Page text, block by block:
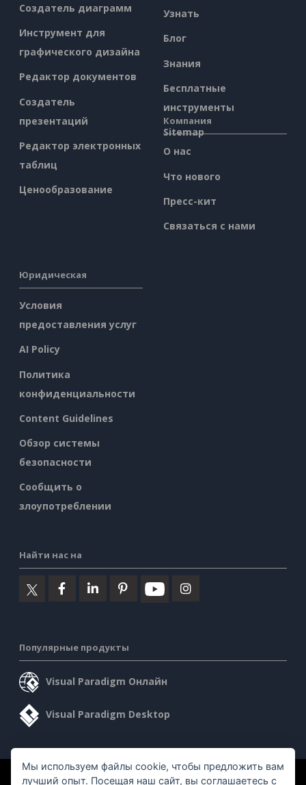
Создатель диаграмм
Инструмент для
графического дизайна
Редактор документов
Создатель
презентаций
Редактор электронных
таблиц
Ценообразование
Узнать
Блог
Знания
Бесплатные
инструменты
Sitemap
Компания
О нас
Что нового
Пресс-кит
Связаться с нами
Юридическая
Условия
предоставления услуг
AI Policy
Политика
конфиденциальности
Content Guidelines
Обзор системы
безопасности
Сообщить о
злоупотреблении
Найти нас на
Популярные продукты
Visual Paradigm Онлайн
Visual Paradigm Desktop
©2026 by Visual Paradigm. Все права защищены.
Мы используем файлы cookie, чтобы предложить вам
лучший опыт. Посещая наш сайт, вы соглашаетесь с